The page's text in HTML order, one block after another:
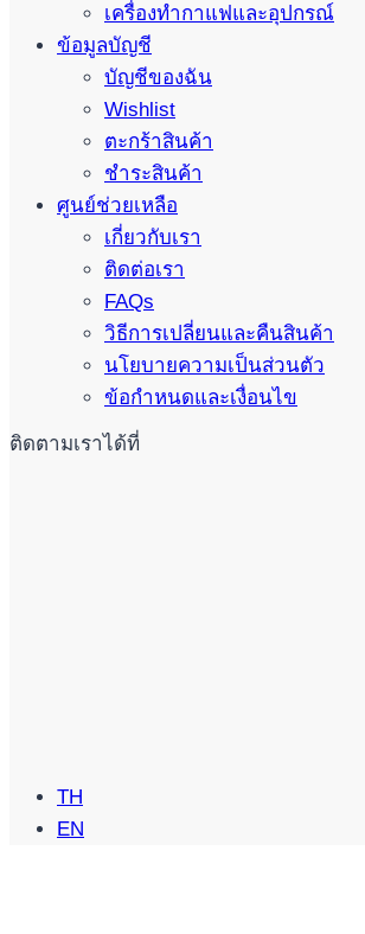
เครื่องทำกาแฟและอุปกรณ์
ข้อมูลบัญชี
บัญชีของฉัน
Wishlist
ตะกร้าสินค้า
ชำระสินค้า
ศูนย์ช่วยเหลือ
เกี่ยวกับเรา
ติดต่อเรา
FAQs
วิธีการเปลี่ยนและคืนสินค้า
นโยบายความเป็นส่วนตัว
ข้อกำหนดและเงื่อนไข
ติดตามเราได้ที่
TH
EN